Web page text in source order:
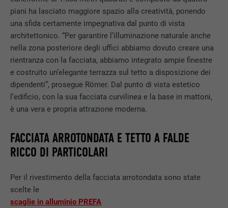
piani ha lasciato maggiore spazio alla creatività, ponendo
una sfida certamente impegnativa dal punto di vista
architettonico. “Per garantire l’illuminazione naturale anche
nella zona posteriore degli uffici abbiamo dovuto creare una
rientranza con la facciata, abbiamo integrato ampie finestre
e costruito un’elegante terrazza sul tetto a disposizione dei
dipendenti”, prosegue Römer. Dal punto di vista estetico
l’edificio, con la sua facciata curvilinea e la base in mattoni,
è una vera e propria attrazione moderna.
FACCIATA ARROTONDATA E TETTO A FALDE
RICCO DI PARTICOLARI
Per il rivestimento della facciata arrotondata sono state
scelte le
scaglie in alluminio PREFA